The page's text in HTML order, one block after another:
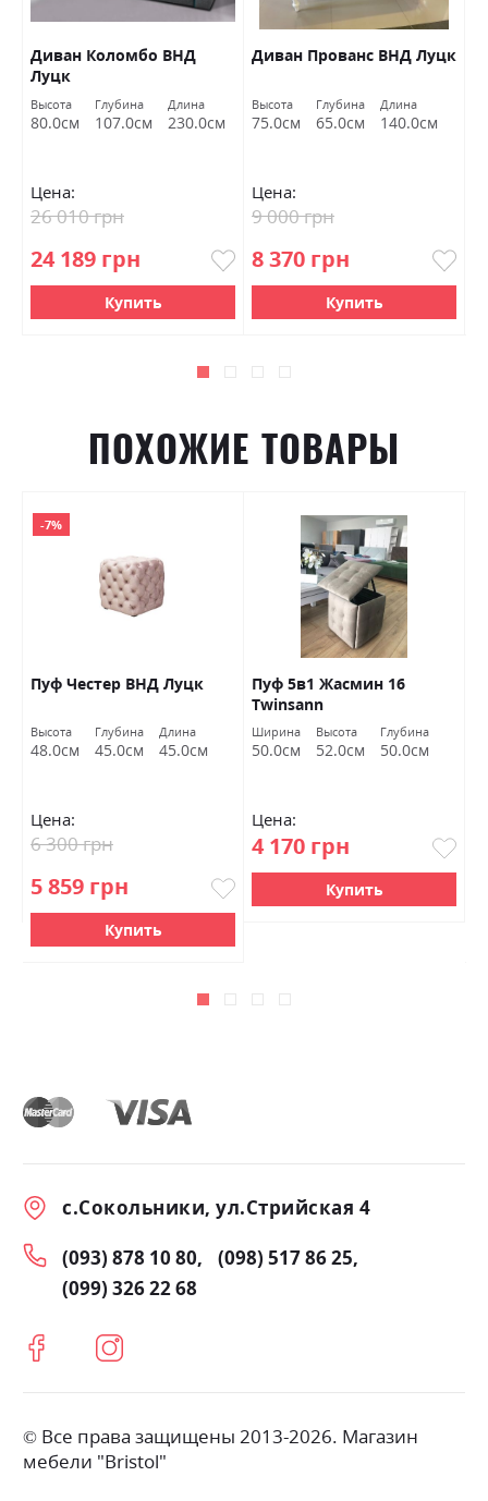
Диван Коломбо ВНД
Луцк
Высота
80.0см
Глубина
107.0см
Длина
230.0см
Цена:
24 189 грн
26 010 грн
Купить
Диван Прованс ВНД Луцк
Высота
75.0см
Глубина
65.0см
Длина
140.0см
Цена:
8 370 грн
9 000 грн
Купить
ПОХОЖИЕ ТОВАРЫ
-7%
Пуф Честер ВНД Луцк
Высота
48.0см
Глубина
45.0см
Длина
45.0см
Цена:
5 859 грн
6 300 грн
Купить
Пуф 5в1 Жасмин 16
Twinsann
Ширина
50.0см
Высота
52.0см
Глубина
50.0см
Цена:
4 170 грн
Купить
с.Сокольники, ул.Стрийская 4
(093) 878 10 80
(098) 517 86 25
(099) 326 22 68
© Все права защищены 2013-2026. Магазин
мебели "Bristol"